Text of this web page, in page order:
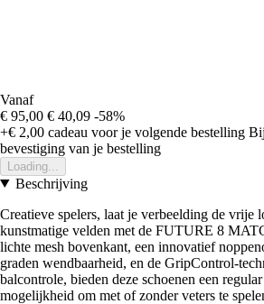
Vanaf
€ 95,00 € 40,09 -58%
+€ 2,00 cadeau voor je volgende bestelling
bevestiging van je bestelling
Loading...
Beschrijving
Creatieve spelers, laat je verbeelding de vrije
kunstmatige velden met de FUTURE 8
lichte mesh bovenkant, een innovatief
graden wendbaarheid, en de GripControl-
balcontrole, bieden deze schoenen een
mogelijkheid om met of zonder veters te